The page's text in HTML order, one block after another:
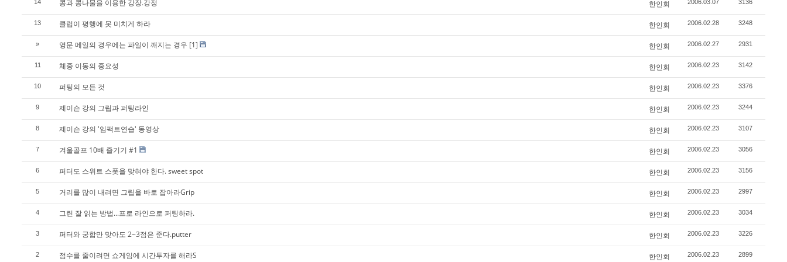
14 콩과 콩나물을 이용한 강장.강정 한인회 2006.03.07 3136
13 클럽이 평행에 못 미치게 하라 한인회 2006.02.28 3248
» 영문 메일의 경우에는 파일이 깨지는 경우 [1] 한인회 2006.02.27 2931
11 체중 이동의 중요성 한인회 2006.02.23 3142
10 퍼팅의 모든 것 한인회 2006.02.23 3376
9 제이슨 강의 그립과 퍼팅라인 한인회 2006.02.23 3244
8 제이슨 강의 '임팩트연습' 동영상 한인회 2006.02.23 3107
7 겨울골프 10배 즐기기 #1 한인회 2006.02.23 3056
6 퍼터도 스위트 스폿을 맞혀야 한다. sweet spot 한인회 2006.02.23 3156
5 거리를 많이 내려면 그립을 바로 잡아라Grip 한인회 2006.02.23 2997
4 그린 잘 읽는 방법...프로 라인으로 퍼팅하라. 한인회 2006.02.23 3034
3 퍼터와 궁합만 맞아도 2~3점은 준다.putter 한인회 2006.02.23 3226
2 점수를 줄이려면 쇼게임에 시간투자를 해라S 한인회 2006.02.23 2899